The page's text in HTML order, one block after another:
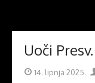
content
Uoči
Posted
14. lipnja 2025.